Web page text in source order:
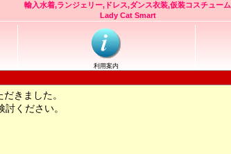
輸入水着,ランジェリー,ドレス,ダンス衣装,仮装コスチューム
Lady Cat Smart
利用案内
きました。
ください。